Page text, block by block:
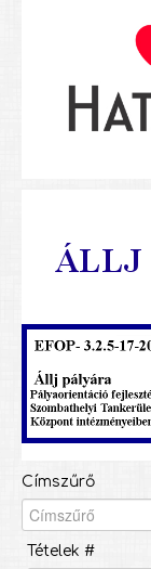
Címszűrő
Tételek #